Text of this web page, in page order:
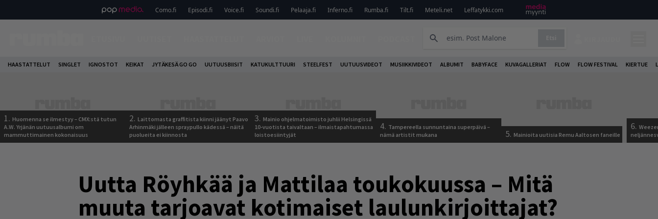
Como.fi Episodi.fi Voice.fi Soundi.fi Pelaaja.fi Inferno.fi Rumba.fi Tilt.fi Meteli.net Leffatykki.com
HAASTATTELUT SINGLET IGNOSTOT KEIKAT JYTÄKESÄ GO GO UUTUUSBIISIT KATUKULTTUURI STEELFEST UUTUUSVIDEOT MUSIIKKIVIDEOT ALBUMIT BABYFACE KUVAGALLERIAT FLOW FLOW FESTIVAL KIERTUE
1. Huomenna se ilmestyy – CMX:stä tutun
A.W. Yrjänän uutuusalbumi om
mammuttimainen kokonaisuus
2. Laittomasta graffitista kiinni jäänyt Paavo
Arhinmäki jälleen spraypullo kädessä – näitä
puolueita ei kiinnosta
3. Mainio ohjelmatoimisto juhlii Helsingissä
10-vuotista taivaltaan – ilmaistapahtumassa
loistoesiintyjät
4. Tampereella sunnuntaina superpäivä –
nämä artistit mukana
5. Mainioita uutisia Remu Aaltosen faneille
6.
Uutta Röyhkää ja Mattilaa toukokuussa – Mitä
muuta tarjoavat kotimaiset laulunkirjoittajat?